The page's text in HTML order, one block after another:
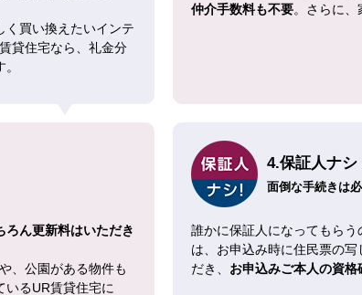
く買い換えたいインテ
貸住宅なら、礼金分
仲介手数料も不要。さらに、
ろん更新料はいただき
、公園がある物件も
いるUR賃貸住宅に
4.保証人ナシ
面倒な手続きは
誰かに保証人になってもら
は、お申込み時に住民票の
だき、 お申込みご本人の資